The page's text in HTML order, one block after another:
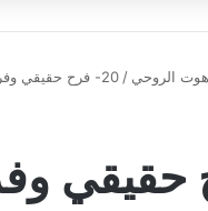
الروحي / 20- فرح حقيقي وفرح زائف